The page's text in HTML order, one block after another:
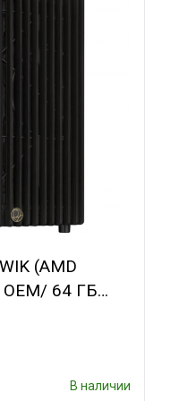
(AMD
OEM/ 64 ГБ
GDDR6X
В наличии